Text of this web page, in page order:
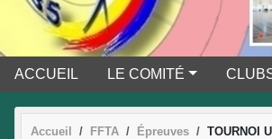
ACCUEIL LE COMITÉ
Accueil FFTA Épreuves TOURNOI